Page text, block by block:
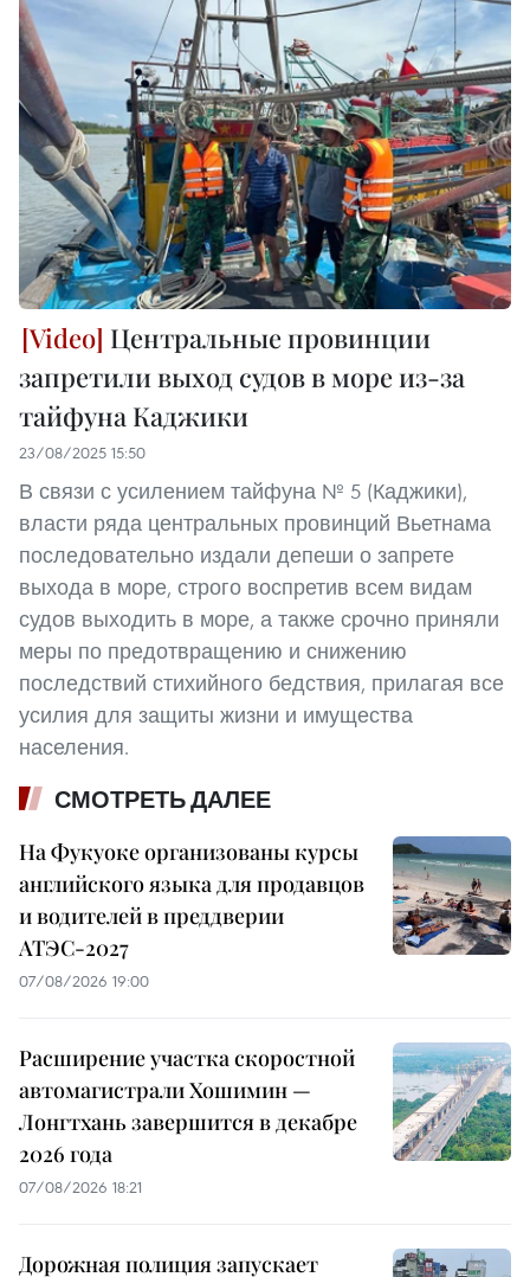
Центральные провинции
запретили выход судов в море из-за
тайфуна Каджики
23/08/2025 15:50
В связи с усилением тайфуна № 5 (Каджики),
власти ряда центральных провинций Вьетнама
последовательно издали депеши о запрете
выхода в море, строго воспретив всем видам
судов выходить в море, а также срочно приняли
меры по предотвращению и снижению
последствий стихийного бедствия, прилагая все
усилия для защиты жизни и имущества
населения.
СМОТРЕТЬ ДАЛЕЕ
На Фукуоке организованы курсы
английского языка для продавцов
и водителей в преддверии
АТЭС-2027
07/08/2026 19:00
Расширение участка скоростной
автомагистрали Хошимин —
Лонгтхань завершится в декабре
2026 года
07/08/2026 18:21
Дорожная полиция запускает